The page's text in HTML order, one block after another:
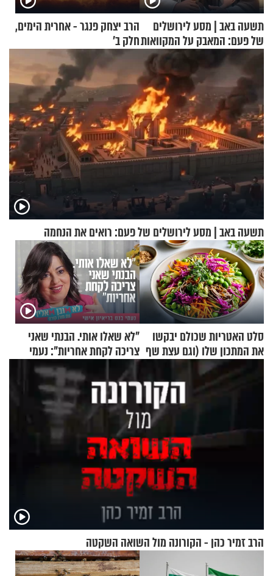
תשעה באב | מסע לירושלים
של פעם: המאבק על המקוואות
הרב יצחק פנגר - אחרית הימים,
חלק ב’
תשעה באב | מסע לירושלים של פעם: רואים את הנחמה
סלט האטריות שכולם יבקשו
את המתכון שלו (וגם עצת שף
להגשת הרוטב)
"לא שאלו אותי. הבנתי שאני
צריכה לקחת אחריות": נעמי
בנט בריאיון אישי
הרב זמיר כהן - הקורונה מול השואה השקטה